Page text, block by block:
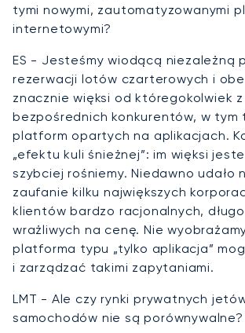
tymi nowymi, zautomatyzowanymi
internetowymi?
ES - Jesteśmy wiodącą niezależną
rezerwacji lotów czarterowych i
znacznie więksi od któregokolwiek
bezpośrednich konkurentów, w tym
platform opartych na aplikacjach.
„efektu kuli śnieżnej”: im więksi
szybciej rośniemy. Niedawno udało
zaufanie kilku największych
klientów bardzo racjonalnych,
wrażliwych na cenę. Nie
platforma typu „tylko aplikacja”
i zarządzać takimi zapytaniami.
LMT - Ale czy rynki prywatnych
samochodów nie są porównywalne?